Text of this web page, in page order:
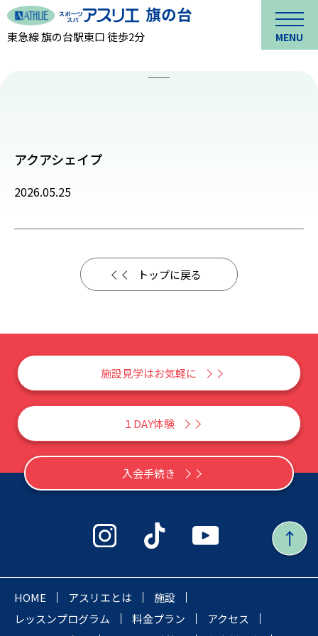
東急線 旗の台駅東口 徒歩2分 MENU
アクアシェイプ
2026.05.25
トップに戻る
施設見学はお気軽に
１DAY体験
入会手続き
HOME アスリエとは
施設
レッスンプログラム
料金プラン
アクセス